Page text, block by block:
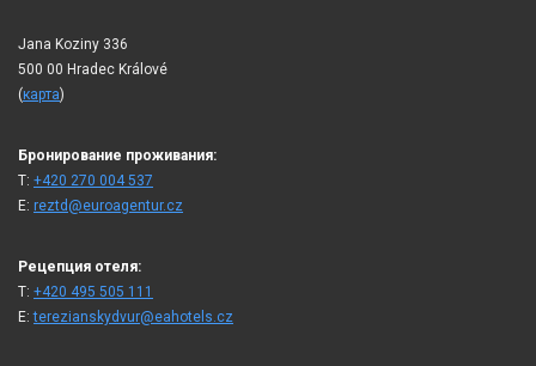
Jana Koziny 336
500 00 Hradec Králové
(карта)
Бронирование проживания:
T: +420 270 004 537
E: reztd@euroagentur.cz
Рецепция отеля:
T: +420 495 505 111
E:terezianskydvur@eahotels.cz